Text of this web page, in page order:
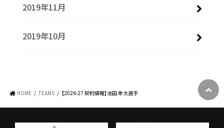
2019年11月
2019年10月
HOME TEAMS 【2026-27 契約情報】池田 幸太選手